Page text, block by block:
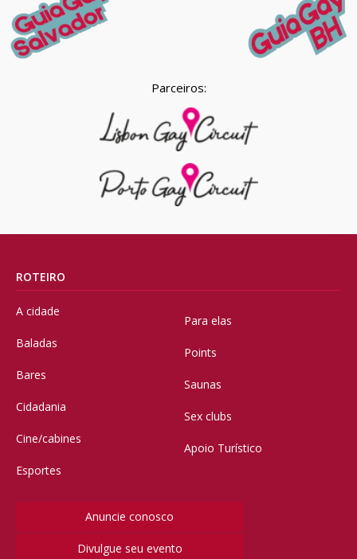
Parceiros:
ROTEIRO
A cidade
Baladas
Bares
Cidadania
Cine/cabines
Esportes
Para elas
Points
Saunas
Sex clubs
Apoio Turístico
Anuncie conosco
Divulgue seu evento